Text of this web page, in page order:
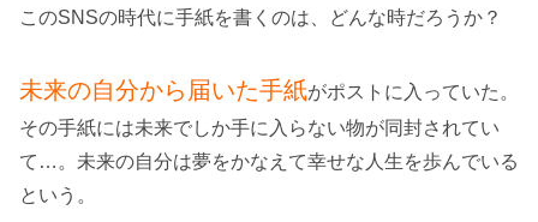
このSNSの時代に手紙を書くのは、どんな時だろうか？
未来の自分から届いた手紙がポストに入っていた。
その手紙には未来でしか手に入らない物が同封されてい
て…。未来の自分は夢をかなえて幸せな人生を歩んでいる
という。